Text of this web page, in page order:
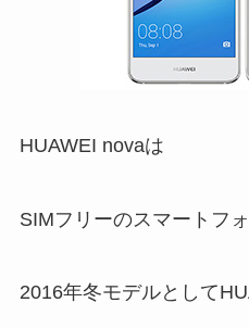
HUAWEI novaは
SIMフリーのスマートフォ
2016年冬モデルとして